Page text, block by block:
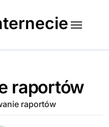
raportów
raportów